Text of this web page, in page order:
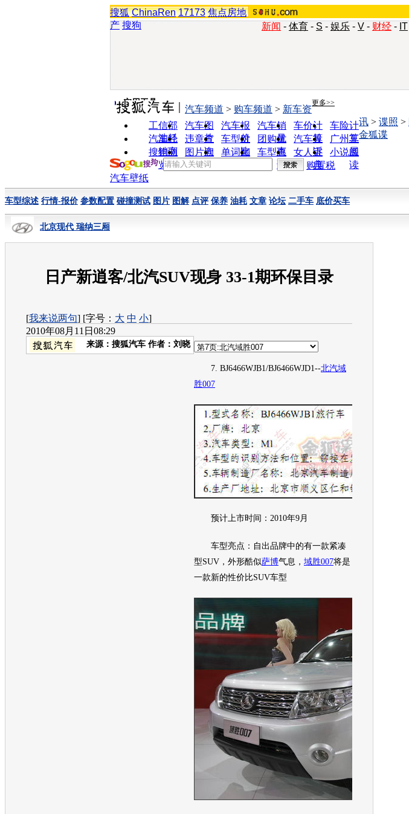
搜狐 ChinaRen 17173 焦点房地
产 搜狗 新闻 - 体育 - S - 娱乐 - V - 财经 - IT
实用工具 更多>>
工信部
油耗
汽车图
片
汽车报
价
汽车销
量
车价计
算
车险计
算
汽车经
销商
违章查
询
车型对
比
团购优
惠
汽车投
诉
广州车
展
搜狗浏
览器
图片欣
赏
单词翻
车型查
询
女人宝
典
小说阅
读
汽车频道 > 购车频道 > 新车资
讯 > 谍照 >
金狐谍
购置税
汽车壁纸
车型综述 行情-报价 参数配置 碰撞测试 图片 图解 点评 保养 油耗 文章 论坛 二手车 底价买车
北京现代 瑞纳三厢
日产新逍客/北汽SUV现身 33-1期环保目录
[我来说两句] [字号： 大 中 小]
2010年08月11日08:29
来源： 搜狐汽车 作者：刘晓
7. BJ6466WJB1/BJ6466WJD1--北汽域
胜007
预计上市时间：2010年9月
车型亮点：自出品牌中的有一款紧凑
型SUV ，外形酷似萨博气息， 域胜007将是
一款新的性价比SUV车型